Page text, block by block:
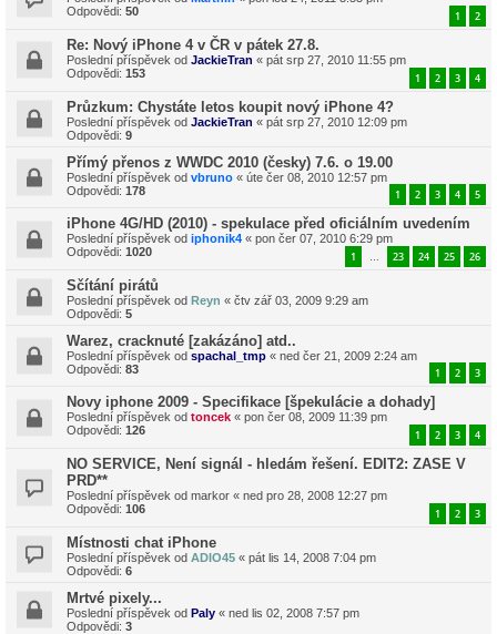
Odpovědi: 50 1 2
Re: Nový iPhone 4 v ČR v pátek 27.8.
Poslední příspěvek od JackieTran « pát srp 27, 2010 11:55 pm
Odpovědi: 153 1 2 3 4
Průzkum: Chystáte letos koupit nový iPhone 4?
Poslední příspěvek od JackieTran « pát srp 27, 2010 12:09 pm
Odpovědi: 9
Přímý přenos z WWDC 2010 (česky) 7.6. o 19.00
Poslední příspěvek od vbruno « úte čer 08, 2010 12:57 pm
Odpovědi: 178 1 2 3 4 5
iPhone 4G/HD (2010) - spekulace před oficiálním uvedením
Poslední příspěvek od iphonik4 « pon čer 07, 2010 6:29 pm
Odpovědi: 1020 1 … 23 24 25 26
Sčítání pirátů
Poslední příspěvek od Reyn « čtv zář 03, 2009 9:29 am
Odpovědi: 5
Warez, cracknuté [zakázáno] atd..
Poslední příspěvek od spachal_tmp « ned čer 21, 2009 2:24 am
Odpovědi: 83 1 2 3
Novy iphone 2009 - Specifikace [špekulácie a dohady]
Poslední příspěvek od toncek « pon čer 08, 2009 11:39 pm
Odpovědi: 126 1 2 3 4
NO SERVICE, Není signál - hledám řešení. EDIT2: ZASE V
PRD**
Poslední příspěvek od markor « ned pro 28, 2008 12:27 pm
Odpovědi: 106 1 2 3
Místnosti chat iPhone
Poslední příspěvek od ADIO45 « pát lis 14, 2008 7:04 pm
Odpovědi: 6
Mrtvé pixely...
Poslední příspěvek od Paly « ned lis 02, 2008 7:57 pm
Odpovědi: 3